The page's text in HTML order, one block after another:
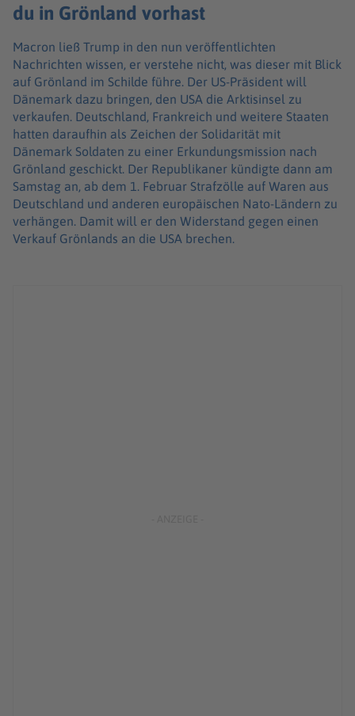
du in Grönland vorhast
Macron ließ Trump in den nun veröffentlichten
Nachrichten wissen, er verstehe nicht, was dieser mit Blick
auf Grönland im Schilde führe. Der US-Präsident will
Dänemark dazu bringen, den USA die Arktisinsel zu
verkaufen. Deutschland, Frankreich und weitere Staaten
hatten daraufhin als Zeichen der Solidarität mit
Dänemark Soldaten zu einer Erkundungsmission nach
Grönland geschickt. Der Republikaner kündigte dann am
Samstag an, ab dem 1. Februar Strafzölle auf Waren aus
Deutschland und anderen europäischen Nato-Ländern zu
verhängen. Damit will er den Widerstand gegen einen
Verkauf Grönlands an die USA brechen.